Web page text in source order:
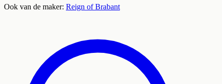
Ook van de maker: Reign of Brabant